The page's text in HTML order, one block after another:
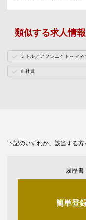
類似する求人情
ミドル／アソシエイト～マネ
正社員
下記のいずれか、該当する方
履歴書
簡単登